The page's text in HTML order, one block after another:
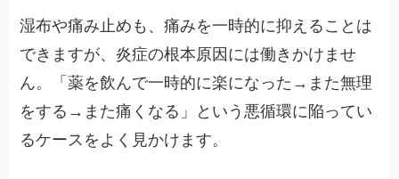
湿布や痛み止めも、痛みを一時的に抑えることは
できますが、炎症の根本原因には働きかけませ
ん。「薬を飲んで一時的に楽になった→また無理
をする→また痛くなる」という悪循環に陥ってい
るケースをよく見かけます。